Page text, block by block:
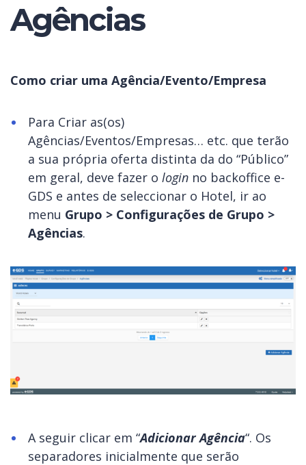
Agências
Como criar uma Agência/Evento/Empresa
Para Criar as(os)
Agências/Eventos/Empresas… etc. que terão
a sua própria oferta distinta da do “Público”
em geral, deve fazer o login no backoffice e-
GDS e antes de seleccionar o Hotel, ir ao
menu Grupo > Configurações de Grupo >
Agências.
A seguir clicar em “Adicionar Agência“. Os
separadores inicialmente que serão